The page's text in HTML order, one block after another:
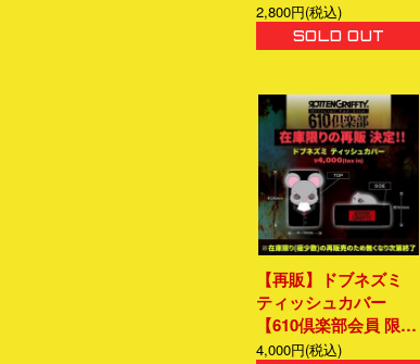
2,800円(税込)
SOLD OUT
【再販】ドブネズミ
ティッシュカバー
【610倶楽部会員 限…
4,000円(税込)